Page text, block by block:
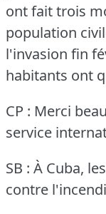
ont fait trois
population
l'invasion fin
habitants ont
CP : Merci
service
SB : À Cuba,
contre